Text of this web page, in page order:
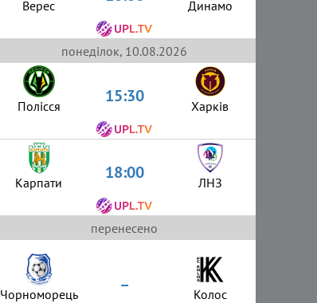
Верес Динамо
понеділок, 10.08.2026
Полісся 15:30 Харків
Карпати 18:00 ЛНЗ
перенесено
Чорноморець – Колос